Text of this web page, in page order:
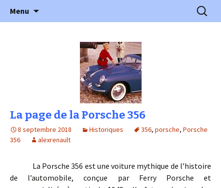
l'Automobile Ancienne
l'automobile ancienne : articles, historiques
…
Menu
La page de la Porsche 356
8 septembre 2018 Historiques 356, porsche, Porsche
356
alexrenault
La Porsche 356 est une voiture mythique de l’histoire
de l’automobile, conçue par Ferry Porsche et